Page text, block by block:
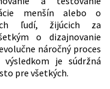
menšín alebo o
ľudí, žijúcich za
o dizajnovanie
náročný proces
je súdržná
pre všetkých.